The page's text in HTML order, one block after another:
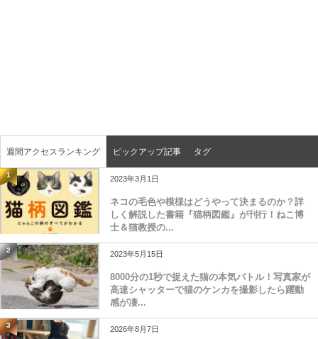
週間アクセスランキング ピックアップ記事 タグ
1 2023年3月1日
ネコの毛色や模様はどうやって決まるのか？詳
しく解説した書籍『猫柄図鑑』が刊行！ねこ博
士＆猫教授の...
2 2023年5月15日
8000分の1秒で捉えた猫の本気バトル！写真家が
高速シャッターで猫のケンカを撮影したら躍動
感が凄...
3 2026年8月7日